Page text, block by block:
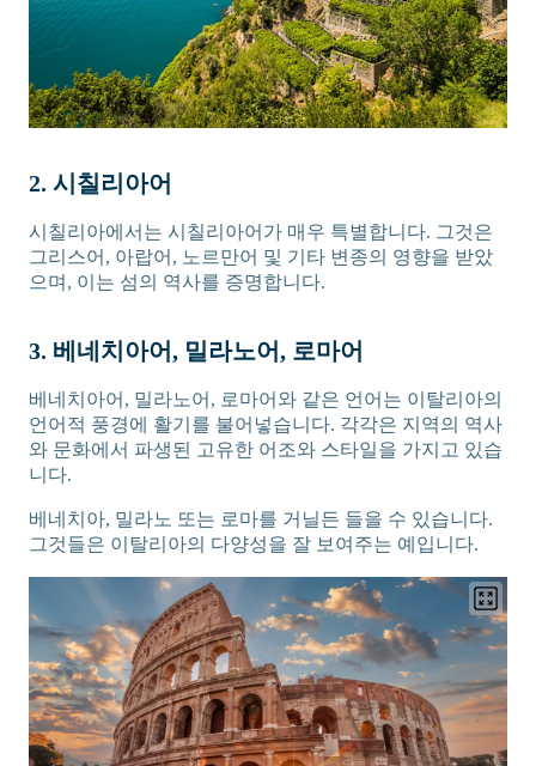
2. 시칠리아어
시칠리아에서는 시칠리아어가 매우 특별합니다. 그것은
그리스어, 아랍어, 노르만어 및 기타 변종의 영향을 받았
으며, 이는 섬의 역사를 증명합니다.
3. 베네치아어, 밀라노어, 로마어
베네치아어, 밀라노어, 로마어와 같은 언어는 이탈리아의
언어적 풍경에 활기를 불어넣습니다. 각각은 지역의 역사
와 문화에서 파생된 고유한 어조와 스타일을 가지고 있습
니다.
베네치아, 밀라노 또는 로마를 거닐든 들을 수 있습니다.
그것들은 이탈리아의 다양성을 잘 보여주는 예입니다.